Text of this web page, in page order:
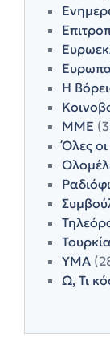
Η
ΜΜΕ
Όλες
Τουρκία
ΥΜΑ
Ω, Τι